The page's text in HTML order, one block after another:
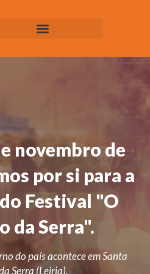
novembro de
por si para a
Festival "O
da Serra".
do país acontece em Santa
Serra (Leiria).